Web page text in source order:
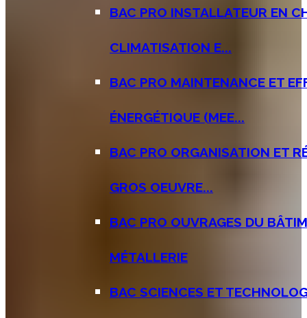
BAC PRO INSTALLATEUR EN
CLIMATISATION E...
BAC PRO MAINTENANCE ET
ÉNERGÉTIQUE (MEE...
BAC PRO ORGANISATION ET
GROS OEUVRE...
BAC PRO OUVRAGES DU
MÉTALLERIE
BAC SCIENCES ET